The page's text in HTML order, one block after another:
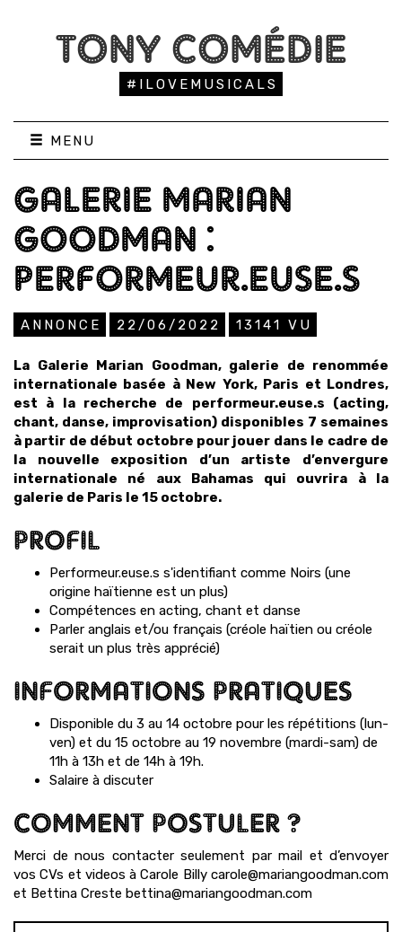
TONY COMÉDIE
#ILOVEMUSICALS
MENU
GALERIE MARIAN
GOODMAN :
PERFORMEUR.EUSE.S
ANNONCE 22/06/2022 13141 VU
La Galerie Marian Goodman, galerie de renommée
internationale basée à New York, Paris et Londres,
est à la recherche de performeur.euse.s (acting,
chant, danse, improvisation) disponibles 7 semaines
à partir de début octobre pour jouer dans le cadre de
la nouvelle exposition d’un artiste d’envergure
internationale né aux Bahamas qui ouvrira à la
galerie de Paris le 15 octobre.
PROFIL
Performeur.euse.s s'identifiant comme Noirs (une
origine haïtienne est un plus)
Compétences en acting, chant et danse
Parler anglais et/ou français (créole haïtien ou créole
serait un plus très apprécié)
INFORMATIONS PRATIQUES
Disponible du 3 au 14 octobre pour les répétitions (lun-
ven) et du 15 octobre au 19 novembre (mardi-sam) de
11h à 13h et de 14h à 19h.
Salaire à discuter
COMMENT POSTULER ?
Merci de nous contacter seulement par mail et d’envoyer
vos CVs et videos à Carole Billy carole@mariangoodman.com
et Bettina Creste bettina@mariangoodman.com